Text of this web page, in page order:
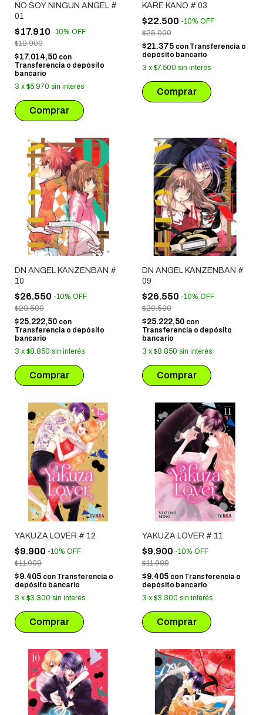
NO SOY NINGUN ANGEL #
01
$17.910 -10% OFF
$19.900
$17.014,50 con
Transferencia o depósito
bancario
3 x $5.970 sin interés
KARE KANO # 03
$22.500 -10% OFF
$25.000
$21.375 con Transferencia o
depósito bancario
3 x $7.500 sin interés
DN ANGEL KANZENBAN #
10
$26.550 -10% OFF
$29.500
$25.222,50 con
Transferencia o depósito
bancario
3 x $8.850 sin interés
DN ANGEL KANZENBAN #
09
$26.550 -10% OFF
$29.500
$25.222,50 con
Transferencia o depósito
bancario
3 x $8.850 sin interés
YAKUZA LOVER # 12
$9.900 -10% OFF
$11.000
$9.405 con Transferencia o
depósito bancario
3 x $3.300 sin interés
YAKUZA LOVER # 11
$9.900 -10% OFF
$11.000
$9.405 con Transferencia o
depósito bancario
3 x $3.300 sin interés